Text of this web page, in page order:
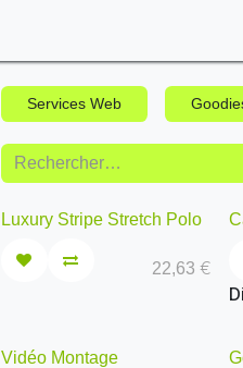
Services Web
Luxury Stripe Stretch Polo
22,63 €
Vidéo Montage